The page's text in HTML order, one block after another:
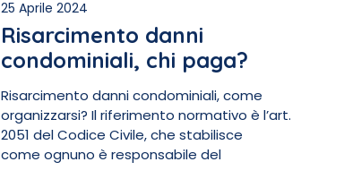
25 Aprile 2024
Risarcimento danni
condominiali, chi paga?
Risarcimento danni condominiali, come
organizzarsi? Il riferimento normativo è l’art.
2051 del Codice Civile, che stabilisce
come ognuno è responsabile del